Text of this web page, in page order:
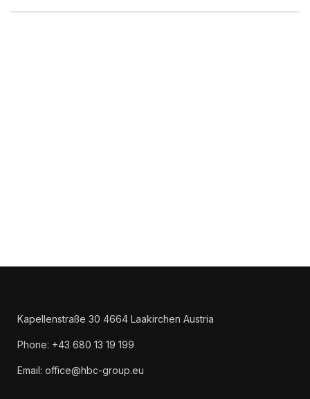
Kapellenstraße 30 4664 Laakirchen Austria
Phone: +43 680 13 19 199
Email: office@hbc-group.eu